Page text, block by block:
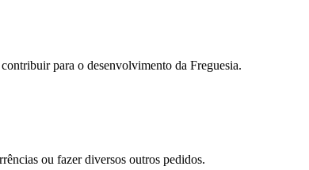
para o desenvolvimento da Freguesia.
ou fazer diversos outros pedidos.